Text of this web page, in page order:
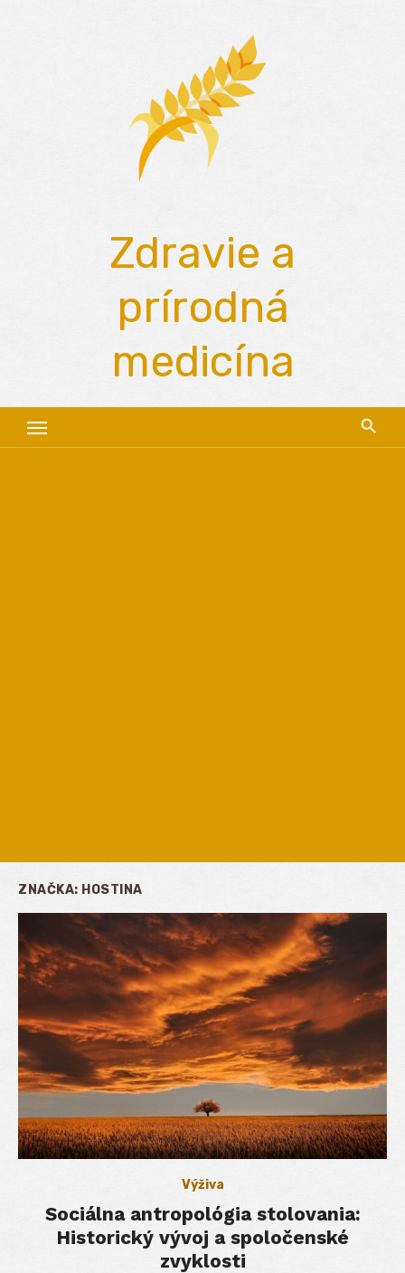
Zdravie a
prírodná
medicína
ZNAČKA: HOSTINA
Výživa
Sociálna antropológia stolovania:
Historický vývoj a spoločenské
zvyklosti